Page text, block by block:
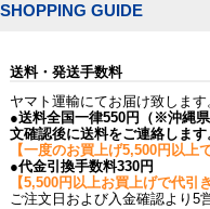
SHOPPING GUIDE
送料・発送手数料
ヤマト運輸にてお届け致します
●送料全国一律550円（※沖縄
文確認後に送料をご連絡します
【一度のお買上げ5,500円以上
●代金引換手数料330円
【5,500円以上お買上げで代引
ご注文日および入金確認より5